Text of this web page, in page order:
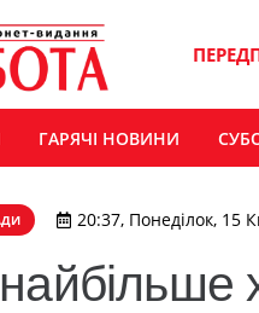
ГАРЯЧІ НОВИНИ
20:37, Понеділок, 15